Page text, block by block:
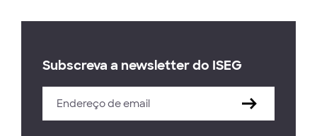
Subscreva a newsletter do ISEG